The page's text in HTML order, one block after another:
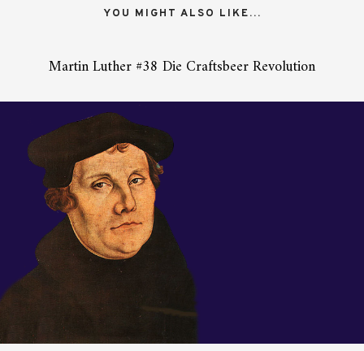
YOU MIGHT ALSO LIKE...
Martin Luther #38 Die Craftsbeer Revolution